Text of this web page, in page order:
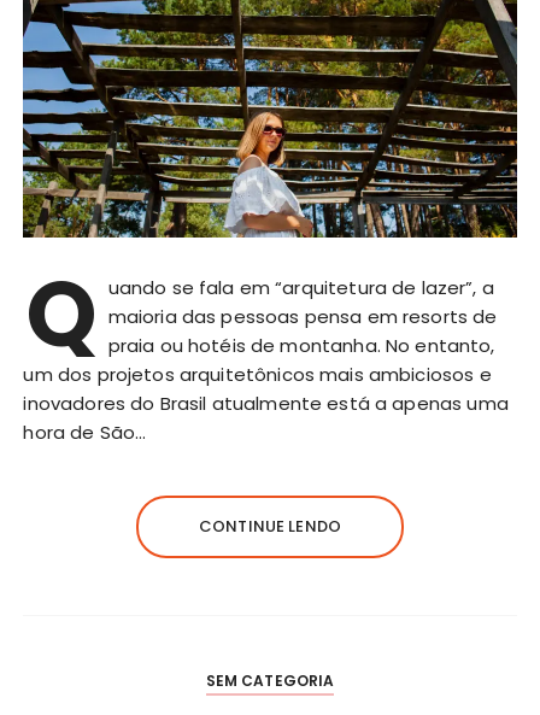
Q uando se fala em “arquitetura de lazer”, a
maioria das pessoas pensa em resorts de
praia ou hotéis de montanha. No entanto,
um dos projetos arquitetônicos mais ambiciosos e
inovadores do Brasil atualmente está a apenas uma
hora de São…
CONTINUE LENDO
SEM CATEGORIA